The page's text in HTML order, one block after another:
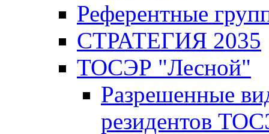
Референтные
СТРАТЕГИЯ 2035
ТОСЭР "Лесной"
Разрешенные
резидентов